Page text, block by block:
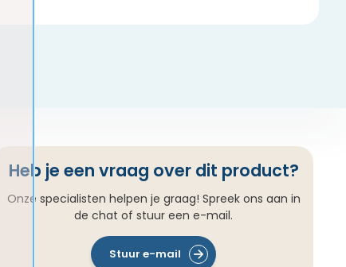
Heb je een vraag over dit product?
Onze specialisten helpen je graag! Spreek ons aan in
de chat of stuur een e-mail.
Stuur e-mail